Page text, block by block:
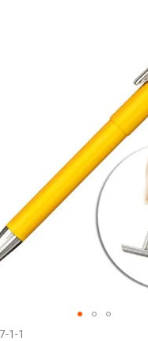
1-1